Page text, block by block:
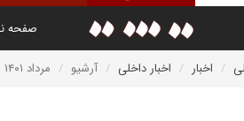
صفحه
اخبار اخبار داخلی آرشیو مرداد ۱۴۰۱